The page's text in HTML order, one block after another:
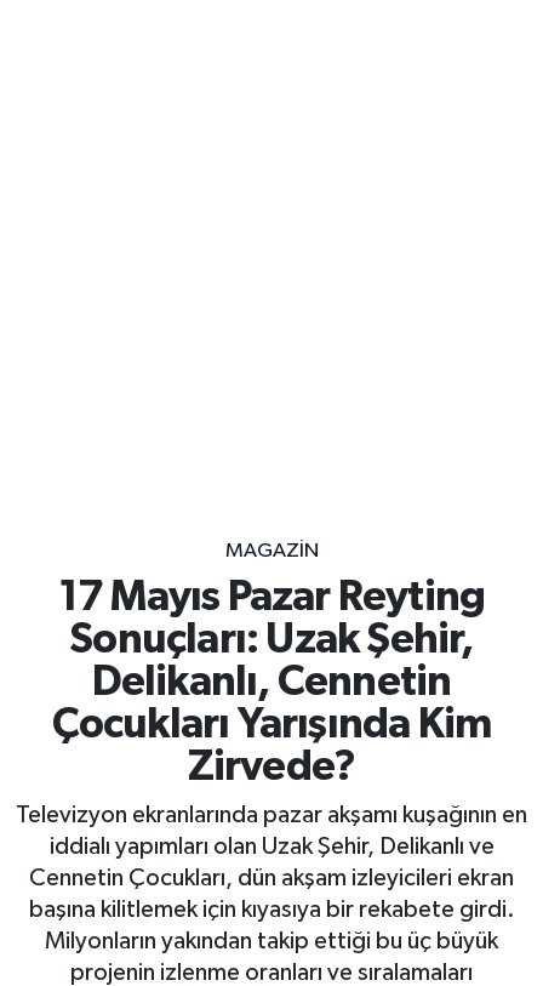
MAGAZİN
17 Mayıs Pazar Reyting
Sonuçları: Uzak Şehir,
Delikanlı, Cennetin
Çocukları Yarışında Kim
Zirvede?
Televizyon ekranlarında pazar akşamı kuşağının en
iddialı yapımları olan Uzak Şehir, Delikanlı ve
Cennetin Çocukları, dün akşam izleyicileri ekran
başına kilitlemek için kıyasıya bir rekabete girdi.
Milyonların yakından takip ettiği bu üç büyük
projenin izlenme oranları ve sıralamaları